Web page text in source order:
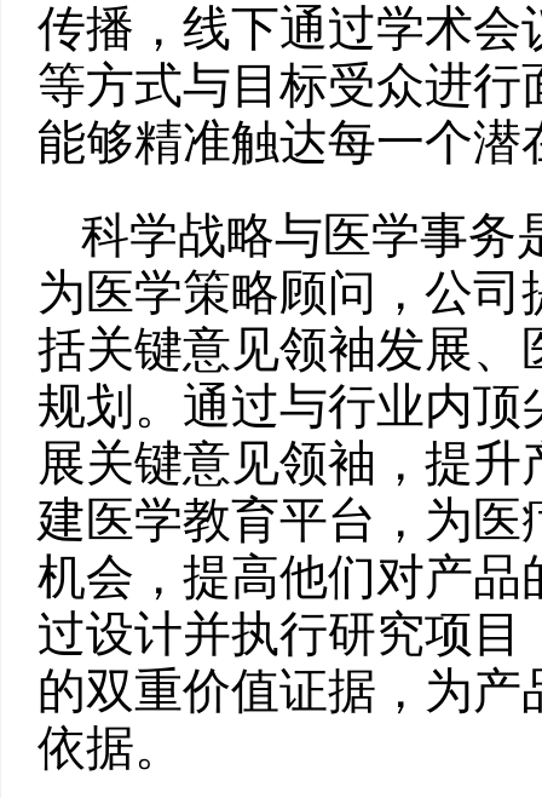
传播，线下通过学术
等方式与目标受众进
能够精准触达每一个潜
科学战略与医学事务
为医学策略顾问，公
括关键意见领袖发展
规划。通过与行业内
展关键意见领袖，提
建医学教育平台，为
机会，提高他们对产
过设计并执行研究项
的双重价值证据，为
依据。